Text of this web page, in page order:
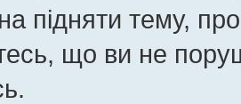
підняти тему,
що ви не